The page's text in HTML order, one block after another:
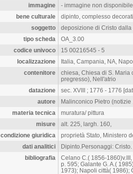
immagine
- immagine non
bene culturale
dipinto, complesso
soggetto
deposizione di Cristo dalla
tipo scheda
OA_3.00
codice univoco
15 00216545 - 5
localizzazione
Italia, Campania, NA,
contenitore
chiesa, Chiesa di S. Maria
pregresso), Nell'atrio
datazione
sec. XVIII ; 1776 - 1776
autore
Malinconico Pietro (notizie
materia tecnica
muratura/ pittura
misure
alt. 225, largh. 160,
condizione giuridica
proprietà Stato, Ministero
dati analitici
Dipinto.Personaggi: Cristo.
bibliografia
Celano C.( 1856-
p. 595; Galante G. A.(
1973); Napoli città( 1986);